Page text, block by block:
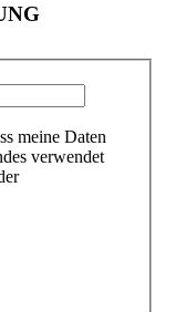
meine Daten
verwendet